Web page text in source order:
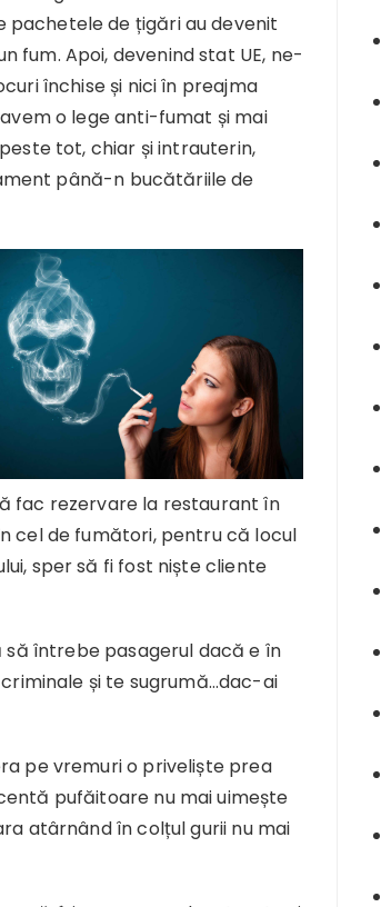
pachetele de țigări au devenit
fum. Apoi, devenind stat UE, ne-
închise și nici în preajma
o lege anti-fumat și mai
tot, chiar și intrauterin,
până-n bucătăriile de
fac rezervare la restaurant în
cel de fumători, pentru că locul
sper să fi fost niște cliente
întrebe pasagerul dacă e în
și te sugrumă…dac-ai
pe vremuri o priveliște prea
pufăitoare nu mai uimește
atârnând în colțul gurii nu mai